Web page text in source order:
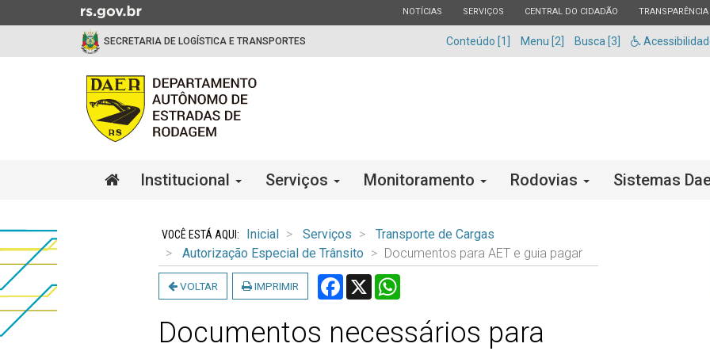
para
ESTADO
NOTÍCIAS ESTADO
SERVIÇOS ESTADO
CENTRAL DO CIDADÃO ESTADO
TRANSPARÊNCIA
SECRETARIA DE LOGÍSTICA E TRANSPORTES Conteúdo [1] Menu [2] Busca [3]
Institucional Serviços Monitoramento Rodovias Sistemas
do
conteúdo
Inicial Serviços
Transporte de Cargas
Autorização Especial de Trânsito
Documentos para AET e guia pagar
VOLTAR IMPRIMIR Facebook
X WhatsApp
Documentos necessários para